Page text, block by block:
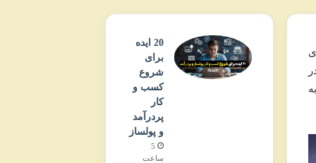
20 ایده
برای
شروع
کسب و
کار
پردرآمد
و پولساز
5
ساعت